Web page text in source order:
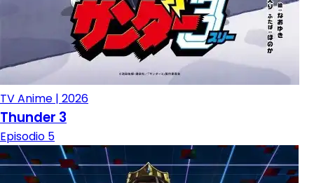
TV Anime | 2026
Thunder 3
Episodio 5